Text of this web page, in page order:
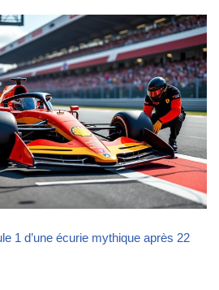
1 d’une écurie mythique après 22